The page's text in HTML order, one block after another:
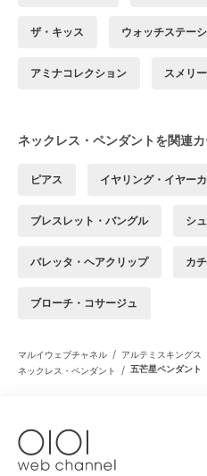
ザ・キッス ウォッチステー
アミナコレクション スメリー
ネックレス・ペンダントを関連
ピアス イヤリング・イヤー
ブレスレット・バングル シ
バレッタ・ヘアクリップ カ
ブローチ・コサージュ
マルイウェブチャネル / アルテミスキングス
ネックレス・ペンダント / 五芒星ペンダント